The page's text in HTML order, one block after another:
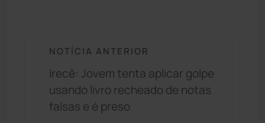
NOTÍCIA ANTERIOR
Irecê: Jovem tenta aplicar golpe
usando livro recheado de notas
falsas e é preso